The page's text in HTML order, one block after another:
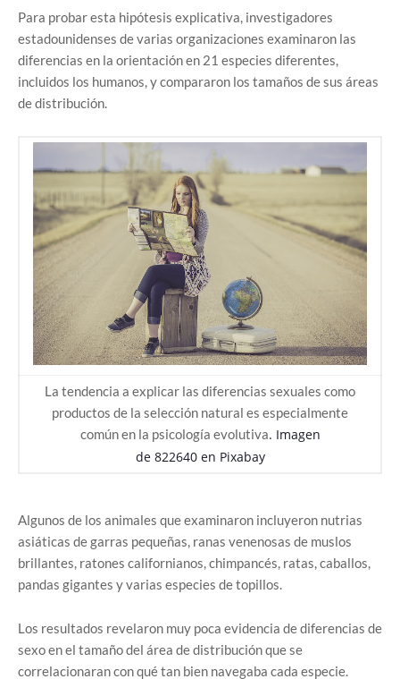
Para probar esta hipótesis explicativa, investigadores
estadounidenses de varias organizaciones examinaron las
diferencias en la orientación en 21 especies diferentes,
incluidos los humanos, y compararon los tamaños de sus áreas
de distribución.
La tendencia a explicar las diferencias sexuales como
productos de la selección natural es especialmente
común en la psicología evolutiva. Imagen
de 822640en Pixabay
Algunos de los animales que examinaron incluyeron nutrias
asiáticas de garras pequeñas, ranas venenosas de muslos
brillantes, ratones californianos, chimpancés, ratas, caballos,
pandas gigantes y varias especies de topillos.
Los resultados revelaron muy poca evidencia de diferencias de
sexo en el tamaño del área de distribución que se
correlacionaran con qué tan bien navegaba cada especie.